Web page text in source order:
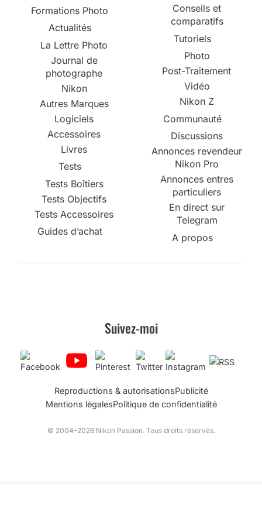
Formations Photo
Actualités
La Lettre Photo
Journal de
photographe
Nikon
Autres Marques
Logiciels
Accessoires
Livres
Tests
Tests Boîtiers
Tests Objectifs
Tests Accessoires
Guides d’achat
Conseils et
comparatifs
Tutoriels
Photo
Post-Traitement
Vidéo
Nikon Z
Communauté
Discussions
Annonces revendeur
Nikon Pro
Annonces entres
particuliers
En direct sur
Telegram
A propos
Suivez-moi
Reproductions & autorisationsPublicité
Mentions légalesPolitique de confidentialité
© 2004–2026 Nikon Passion. Tous droits réservés.